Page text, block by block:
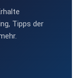
Tipps der